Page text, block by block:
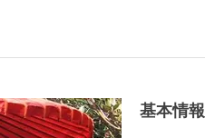
基本情報